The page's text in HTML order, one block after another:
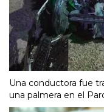
Una conductora fue
una palmera en el